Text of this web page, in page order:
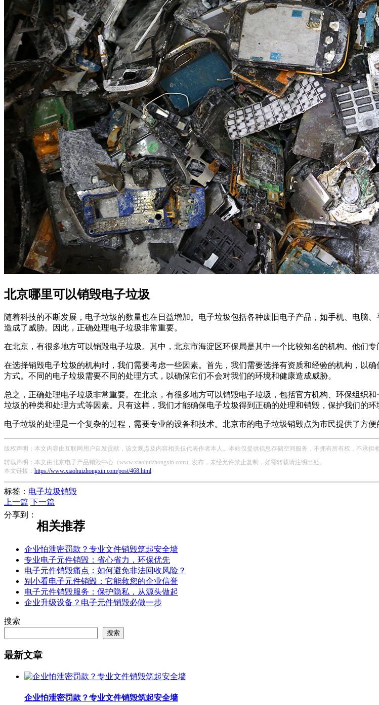
北京哪里可以销毁电子垃圾
随着科技的不断发展，电子垃圾的数量也在日益增加。电子垃圾包括各种废旧电子产品，如手机、电脑
造成了威胁。因此，正确处理电子垃圾非常重要。
在北京，有很多地方可以销毁电子垃圾。其中，北京市海淀区环保局是其中一个比较知名的机构。他们
在选择销毁电子垃圾的机构时，我们需要考虑一些因素。首先，我们需要选择有资质和经验的机构，以
方式。不同的电子垃圾需要不同的处理方式，以确保它们不会对我们的环境和健康造成威胁。
总之，正确处理电子垃圾非常重要。在北京，有很多地方可以销毁电子垃圾，包括官方机构、环保组织
垃圾的种类和处理方式等因素。只有这样，我们才能确保电子垃圾得到正确的处理和销毁，保护我们的环
电子垃圾的处理是一个复杂的过程，需要专业的设备和技术。北京市的电子垃圾销毁点为市民提供了方
版权声明：本文内容由互联网用户自发贡献，该文观点及内容相关仅代表作者本人。本站仅提供信息存储空间服务，不拥有所有权，不承担
转载声明：本文由北京电子产品销毁中心（www.xiaohuizhongxin.com）发布，未经允许禁止复制，如需转载请注明出处。
本文链接： https://www.xiaohuizhongxin.com/post/468.html
标签： 电子垃圾销毁
上一篇
下一篇
分享到：
相关推荐
企业怕泄密罚款？专业文件销毁筑起安全墙
专业电子元件销毁：省心省力，环保优先
电子元件销毁痛点：如何避免非法回收风险？
别小看电子元件销毁：它能救您的企业信誉
电子元件销毁服务：保护隐私，从源头做起
企业升级设备？电子元件销毁必做一步
搜索
搜索
最新文章
企业怕泄密罚款？专业文件销毁筑起安全墙